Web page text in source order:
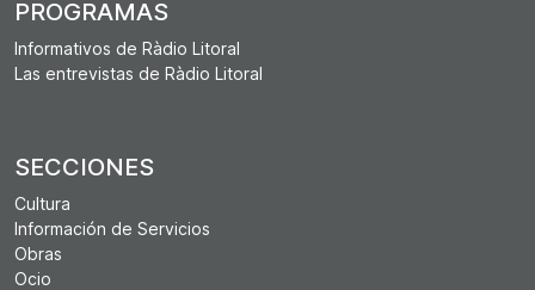
PROGRAMAS
Informativos de Ràdio Litoral
Las entrevistas de Ràdio Litoral
SECCIONES
Cultura
Información de Servicios
Obras
Ocio